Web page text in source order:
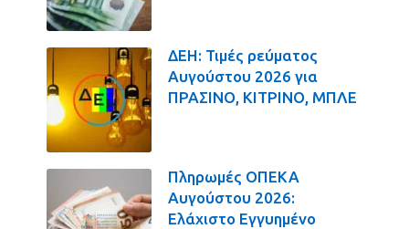
ΔΕΗ: Τιμές ρεύματος
Αυγούστου 2026 για
ΠΡΑΣΙΝΟ, ΚΙΤΡΙΝΟ, ΜΠΛΕ
Πληρωμές ΟΠΕΚΑ
Αυγούστου 2026:
Ελάχιστο Εγγυημένο